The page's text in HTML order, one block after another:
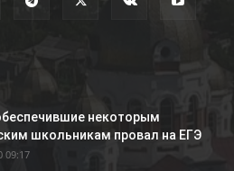
некоторым
школьникам провал на ЕГЭ
09:17